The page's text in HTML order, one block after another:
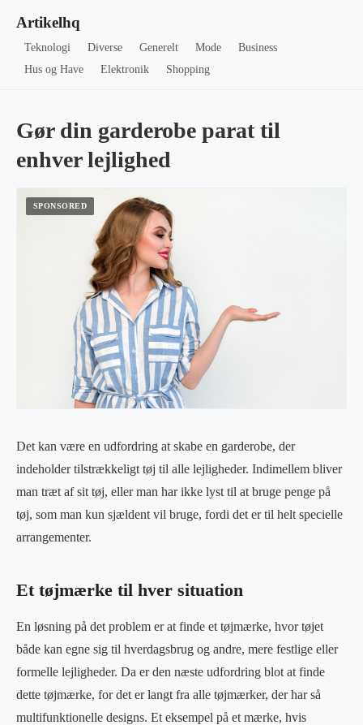
Artikelhq
Teknologi Diverse Generelt Mode
Business
Hus og Have
Elektronik Shopping
Gør din garderobe parat til
enhver lejlighed
Det kan være en udfordring at skabe en garderobe, der
indeholder tilstrækkeligt tøj til alle lejligheder. Indimellem bliver
man træt af sit tøj, eller man har ikke lyst til at bruge penge på
tøj, som man kun sjældent vil bruge, fordi det er til helt specielle
arrangementer.
Et tøjmærke til hver situation
En løsning på det problem er at finde et tøjmærke, hvor tøjet
både kan egne sig til hverdagsbrug og andre, mere festlige eller
formelle lejligheder. Da er den næste udfordring blot at finde
dette tøjmærke, for det er langt fra alle tøjmærker, der har så
multifunktionelle designs. Et eksempel på et mærke, hvis